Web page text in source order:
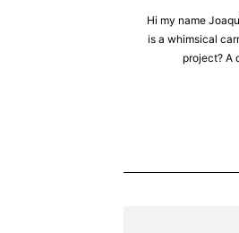
Hi my name
is a whimsical
project? A